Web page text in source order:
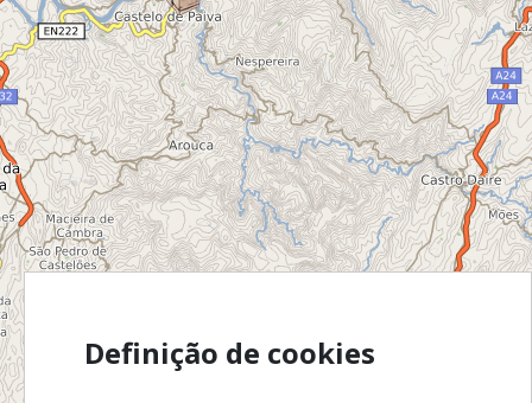
Definição de cookies